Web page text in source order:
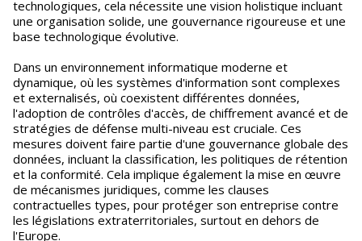
technologiques, cela nécessite une vision holistique incluant
une organisation solide, une gouvernance rigoureuse et une
base technologique évolutive.
Dans un environnement informatique moderne et
dynamique, où les systèmes d'information sont complexes
et externalisés, où coexistent différentes données,
l'adoption de contrôles d'accès, de chiffrement avancé et de
stratégies de défense multi-niveau est cruciale. Ces
mesures doivent faire partie d'une gouvernance globale des
données, incluant la classification, les politiques de rétention
et la conformité. Cela implique également la mise en œuvre
de mécanismes juridiques, comme les clauses
contractuelles types, pour protéger son entreprise contre
les législations extraterritoriales, surtout en dehors de
l'Europe.